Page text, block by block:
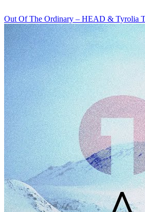
Out Of The Ordinary – HEAD & Tyrolia